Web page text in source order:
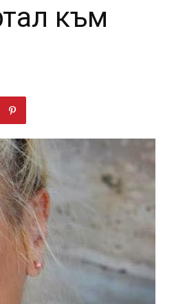
към